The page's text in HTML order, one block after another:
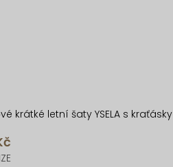
krátké letní šaty YSELA s kraťásky